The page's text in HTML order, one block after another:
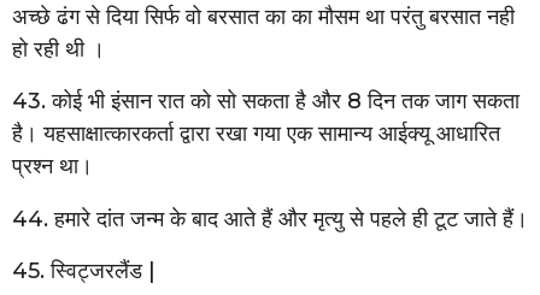
अच्छे ढंग से दिया सिर्फ वो बरसात का का मौसम था परंतु बरसात नही
हो रही थी ।
43. कोई भी इंसान रात को सो सकता है और 8 दिन तक जाग सकता
है। यहसाक्षात्कारकर्ता द्वारा रखा गया एक सामान्य आईक्यू आधारित
प्रश्न था।
44. हमारे दांत जन्म के बाद आते हैं और मृत्यु से पहले ही टूट जाते हैं।
45. स्विट्जरलैंड |